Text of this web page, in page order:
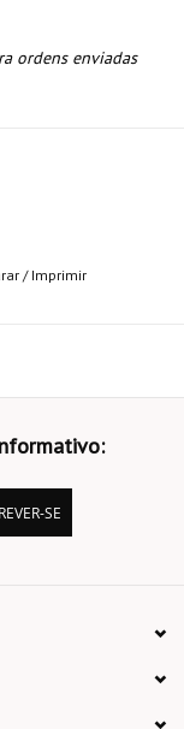
ordens enviadas
/ Imprimir
SE